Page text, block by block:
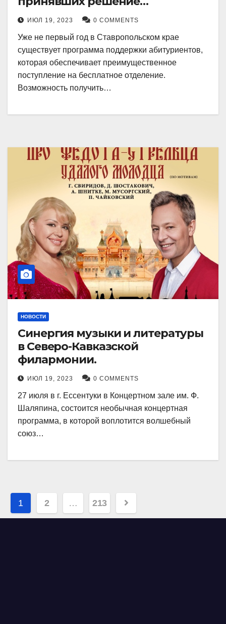
воспользоваться
установленными мерами, с
целью поступления в
медицинский вуз в районе.
ИЮЛ 19, 2023 0 COMMENTS
Уже не первый год в Ставропольском крае
существует программа поддержки абитуриентов,
которая обеспечивает преимущественное
поступление на бесплатное отделение.
Возможность получить…
НОВОСТИ
Синергия музыки и литературы
в Северо-Кавказской
филармонии.
ИЮЛ 19, 2023 0 COMMENTS
27 июля в г. Ессентуки в Концертном зале им. Ф.
Шаляпина, состоится необычная концертная
программа, в которой воплотится волшебный
союз…
Навигация
по
1 2 … 213